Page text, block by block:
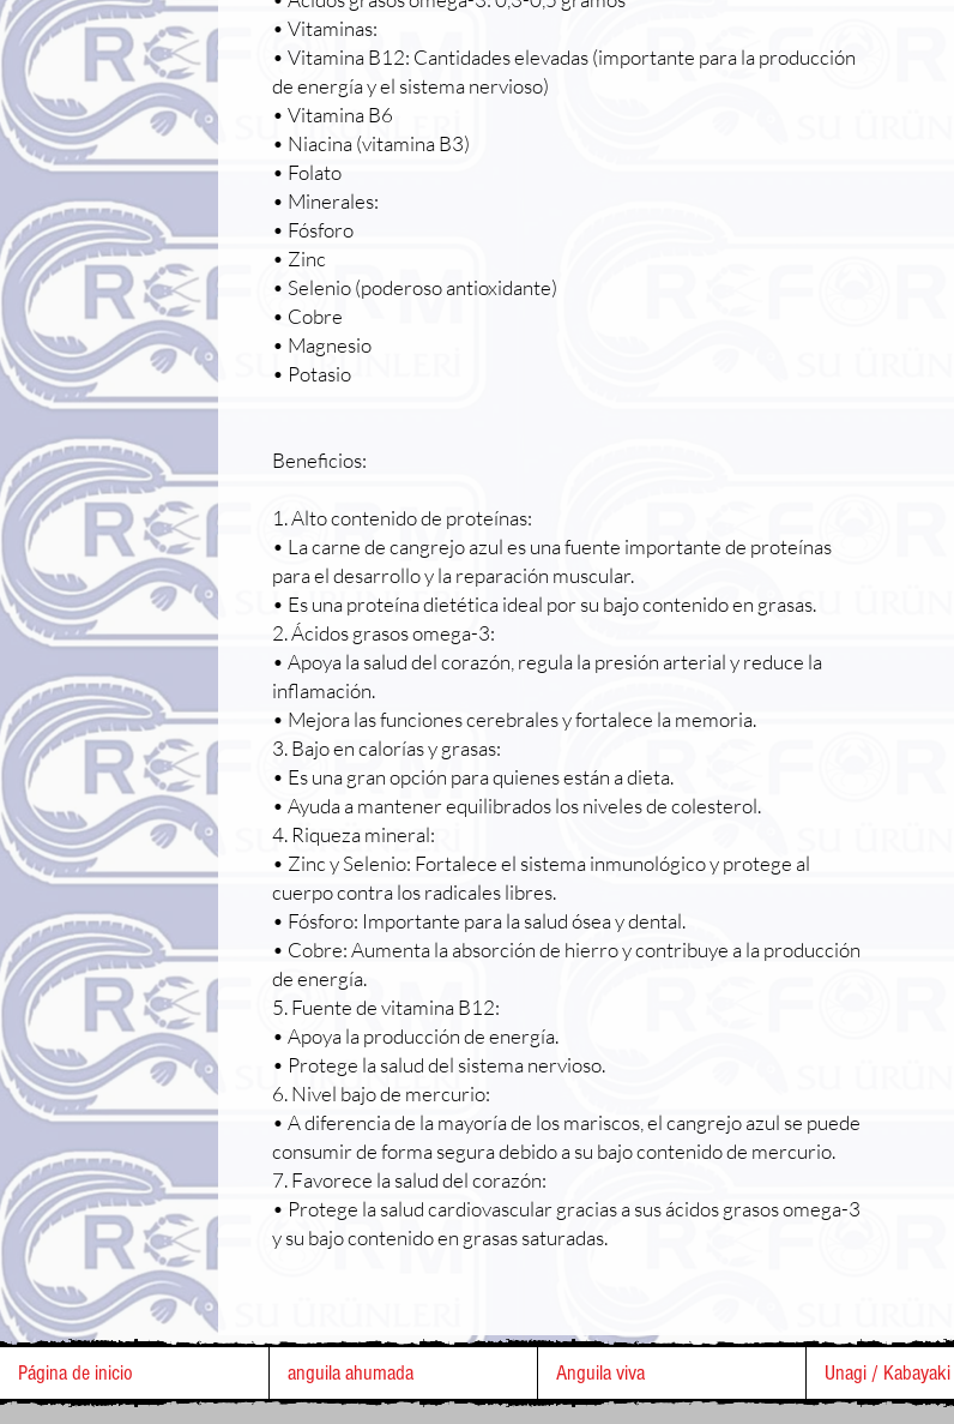
• Vitaminas:
• Vitamina B12: Cantidades elevadas (importante para la producción
de energía y el sistema nervioso)
• Vitamina B6
• Niacina (vitamina B3)
• Folato
• Minerales:
• Fósforo
• Zinc
• Selenio (poderoso antioxidante)
• Cobre
• Magnesio
• Potasio
Beneficios:
1. Alto contenido de proteínas:
• La carne de cangrejo azul es una fuente importante de proteínas
para el desarrollo y la reparación muscular.
• Es una proteína dietética ideal por su bajo contenido en grasas.
2. Ácidos grasos omega-3:
• Apoya la salud del corazón, regula la presión arterial y reduce la
inflamación.
• Mejora las funciones cerebrales y fortalece la memoria.
3. Bajo en calorías y grasas:
• Es una gran opción para quienes están a dieta.
• Ayuda a mantener equilibrados los niveles de colesterol.
4. Riqueza mineral:
• Zinc y Selenio: Fortalece el sistema inmunológico y protege al
cuerpo contra los radicales libres.
• Fósforo: Importante para la salud ósea y dental.
• Cobre: Aumenta la absorción de hierro y contribuye a la producción
de energía.
5. Fuente de vitamina B12:
• Apoya la producción de energía.
• Protege la salud del sistema nervioso.
6. Nivel bajo de mercurio:
• A diferencia de la mayoría de los mariscos, el cangrejo azul se puede
consumir de forma segura debido a su bajo contenido de mercurio.
7. Favorece la salud del corazón:
• Protege la salud cardiovascular gracias a sus ácidos grasos omega-3
y su bajo contenido en grasas saturadas.
Página de inicio anguila ahumada Anguila viva Unagi / Kabayaki